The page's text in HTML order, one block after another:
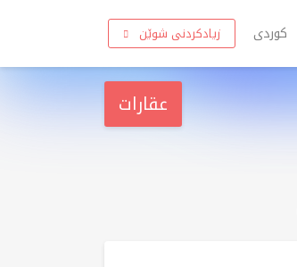
کوردی زیادکردنی شوێن
عقارات